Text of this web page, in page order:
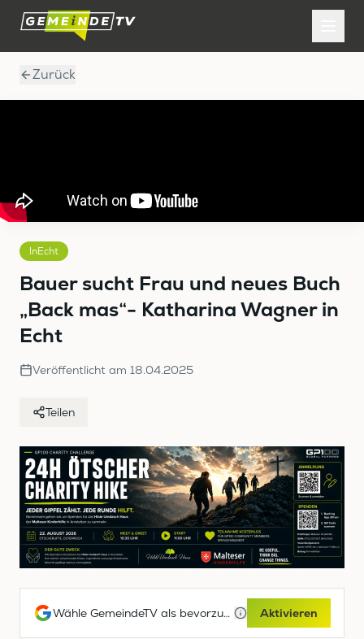
Zurück
InEcht
Bauer sucht Frau und neues Buch
„Back mas“- Katharina Wagner in
Echt
Veröffentlicht am 18.04.2025
Teilen
Wähle GemeindeTV als bevorzugte Google-Quelle Aktivieren